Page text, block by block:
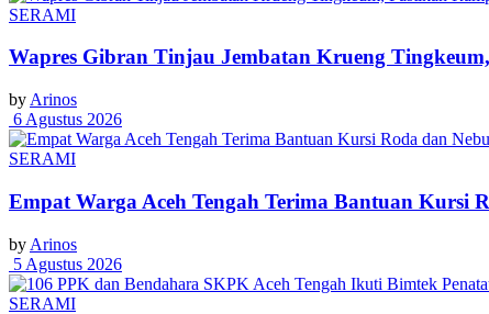
SERAMI
Wapres Gibran Tinjau Jembatan Krueng
by Arinos
6 Agustus 2026
SERAMI
Empat Warga Aceh Tengah Terima Bantuan Kursi
by Arinos
5 Agustus 2026
SERAMI